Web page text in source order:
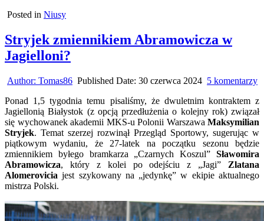
Posted in Niusy
Stryjek zmiennikiem Abramowicza w
Jagielloni?
Author: Tomas86 Published Date: 30 czerwca 2024 5 komentarzy
w
Ponad 1,5 tygodnia temu pisaliśmy, że dwuletnim kontraktem z
Jagiellonią Białystok (z opcją przedłużenia o kolejny rok) związał
się wychowanek akademii MKS-u Polonii Warszawa Maksymilian
Stryjek. Temat szerzej rozwinął Przegląd Sportowy, sugerując w
piątkowym wydaniu, że 27-latek na początku sezonu będzie
zmiennikiem byłego bramkarza „Czarnych Koszul” Sławomira
Abramowicza, który z kolei po odejściu z „Jagi” Zlatana
Alomerovicia jest szykowany na „jedynkę” w ekipie aktualnego
mistrza Polski.